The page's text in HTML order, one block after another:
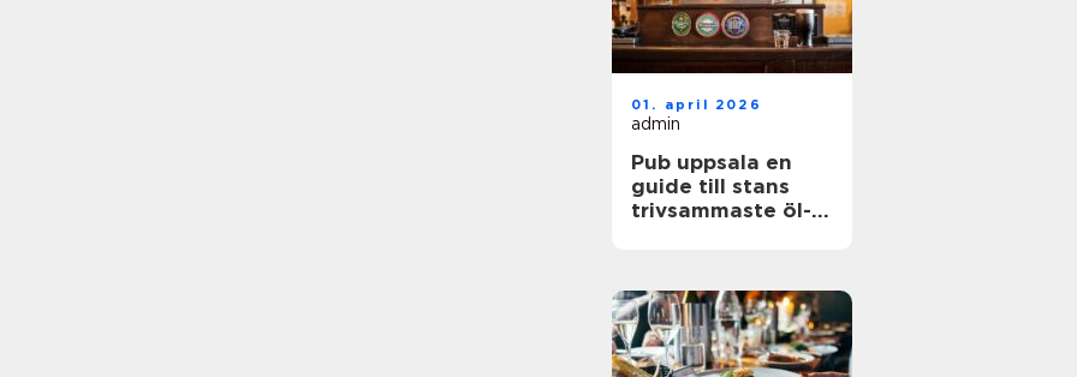
01. april 2026
admin
Pub uppsala en
guide till stans
trivsammaste öl-